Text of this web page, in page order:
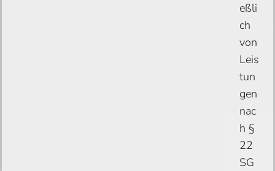
eßli
ch
von
Leis
tun
gen
nac
h §
22
SG